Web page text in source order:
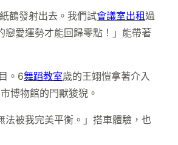
鶴發射出去。我們試會議室出租過
愛運勢才能回歸零點！」能帶著
。6舞蹈教室歲的王翊愷拿著介入
博物館的門獸狻猊。
法被我完美平衡。」搭車體驗，也